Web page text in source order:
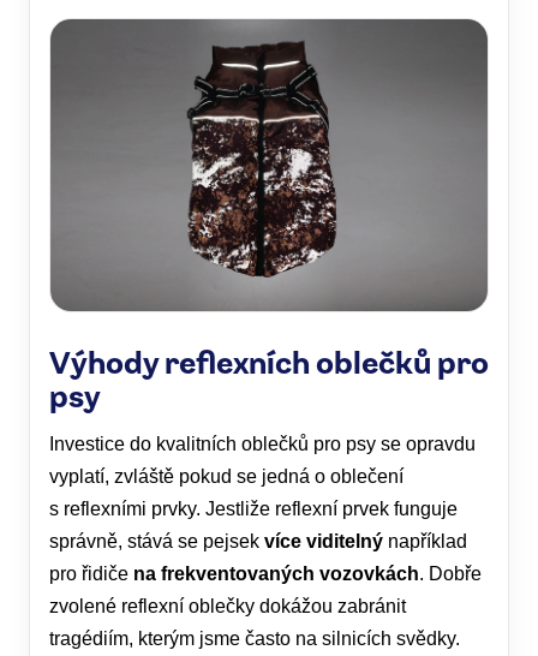
Výhody reflexních oblečků pro
psy
Investice do kvalitních oblečků pro psy se opravdu
vyplatí, zvláště pokud se jedná o oblečení
s reflexními prvky. Jestliže reflexní prvek funguje
správně, stává se pejsek více viditelný například
pro řidiče na frekventovaných vozovkách. Dobře
zvolené reflexní oblečky dokážou zabránit
tragédiím, kterým jsme často na silnicích svědky.